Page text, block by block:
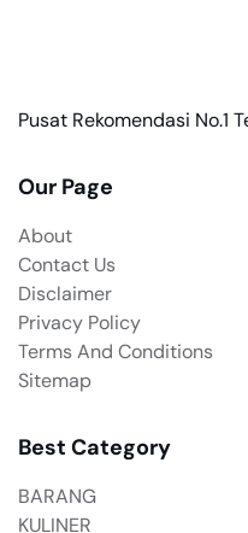
Pusat Rekomendasi No.1
Our Page
About
Contact Us
Disclaimer
Privacy Policy
Terms And Conditions
Sitemap
Best Category
BARANG
KULINER